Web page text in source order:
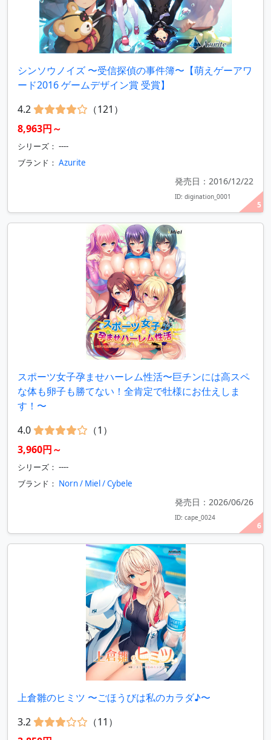
5
シンソウノイズ 〜受信探偵の事件簿〜【萌えゲーアワ
ード2016 ゲームデザイン賞 受賞】
4.2
（121）
8,963円～
シリーズ： ----
ブランド： Azurite
発売日：2016/12/22
ID: digination_0001
6
スポーツ女子孕ませハーレム性活〜巨チンには高スペ
な体も卵子も勝てない！全肯定で牡様にお仕えしま
す！〜
4.0
（1）
3,960円～
シリーズ： ----
ブランド： Norn / Miel / Cybele
発売日：2026/06/26
ID: cape_0024
上倉雛のヒミツ 〜ごほうびは私のカラダ♪〜
3.2
（11）